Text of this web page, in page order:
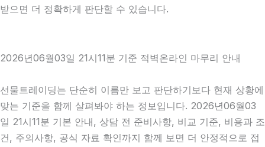
받으면 더 정확하게 판단할 수 있습니다.
2026년06월03일 21시11분 기준 적벽온라인 마무리 안내
선물트레이딩는 단순히 이름만 보고 판단하기보다 현재 상황에
맞는 기준을 함께 살펴봐야 하는 정보입니다. 2026년06월03
일 21시11분 기본 안내, 상담 전 준비사항, 비교 기준, 비용과 조
건, 주의사항, 공식 자료 확인까지 함께 보면 더 안정적으로 접